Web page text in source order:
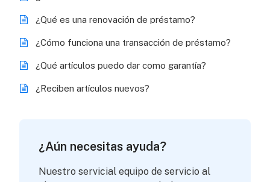
¿Qué es una renovación de préstamo?
¿Cómo funciona una transacción de préstamo?
¿Qué artículos puedo dar como garantía?
¿Reciben artículos nuevos?
¿Aún necesitas ayuda?
Nuestro servicial equipo de servicio al